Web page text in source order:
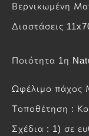
Βερνικωμένη
Διαστάσεις
Ποιότητα 1η
Ωφέλιμο πάχος
Τοποθέτηση :
Σχέδια : 1) σε